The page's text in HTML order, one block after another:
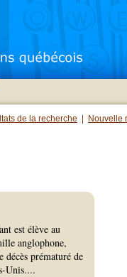
de la recherche Nouvelle
est élève au
anglophone,
prématuré de
Unis....